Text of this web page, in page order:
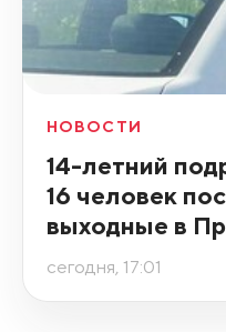
НОВОСТИ
14-летний
16 человек
выходные в
сегодня, 17:01